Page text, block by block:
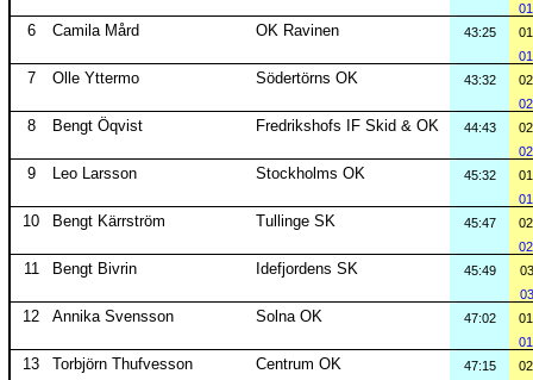
6 Camila Mård OK Ravinen 43:25
7 Olle Yttermo Södertörns OK 43:32
8 Bengt Öqvist Fredrikshofs IF Skid & OK 44:43
9 Leo Larsson Stockholms OK 45:32
10 Bengt Kärrström Tullinge SK 45:47
11 Bengt Bivrin Idefjordens SK 45:49
12 Annika Svensson Solna OK 47:02
13 Torbjörn Thufvesson Centrum OK 47:15